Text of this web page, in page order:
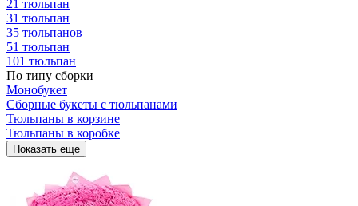
21 тюльпан
31 тюльпан
35 тюльпанов
51 тюльпан
101 тюльпан
По типу сборки
Монобукет
Сборные букеты с тюльпанами
Тюльпаны в корзине
Тюльпаны в коробке
Показать еще